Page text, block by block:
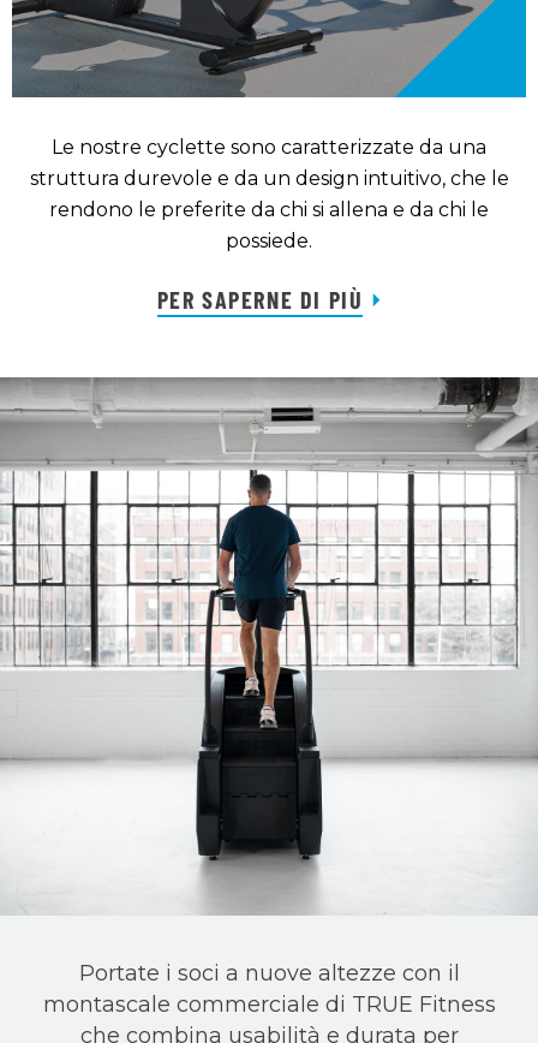
Le nostre cyclette sono caratterizzate da una
struttura durevole e da un design intuitivo, che le
rendono le preferite da chi si allena e da chi le
possiede.
PER SAPERNE DI PIÙ
Portate i soci a nuove altezze con il
montascale commerciale di TRUE Fitness
che combina usabilità e durata per